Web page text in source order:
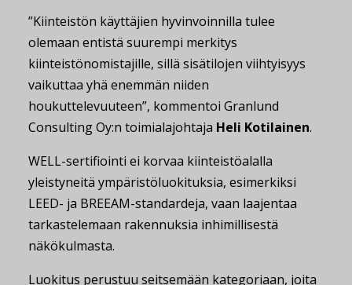
”Kiinteistön käyttäjien hyvinvoinnilla tulee
olemaan entistä suurempi merkitys
kiinteistönomistajille, sillä sisätilojen viihtyisyys
vaikuttaa yhä enemmän niiden
houkuttelevuuteen”, kommentoi Granlund
Consulting Oy:n toimialajohtaja Heli Kotilainen.
WELL-sertifiointi ei korvaa kiinteistöalalla
yleistyneitä ympäristöluokituksia, esimerkiksi
LEED- ja BREEAM-standardeja, vaan laajentaa
tarkastelemaan rakennuksia inhimillisestä
näkökulmasta.
Luokitus perustuu seitsemään kategoriaan, joita